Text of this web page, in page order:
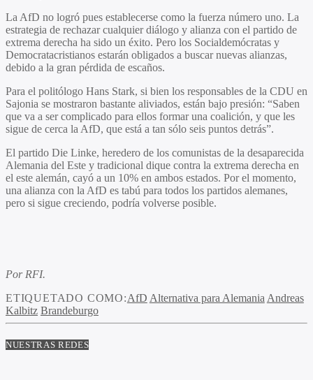
La AfD no logró pues establecerse como la fuerza número uno. La
estrategia de rechazar cualquier diálogo y alianza con el partido de
extrema derecha ha sido un éxito. Pero los Socialdemócratas y
Democratacristianos estarán obligados a buscar nuevas alianzas,
debido a la gran pérdida de escaños.
Para el politólogo Hans Stark, si bien los responsables de la CDU en
Sajonia se mostraron bastante aliviados, están bajo presión: “Saben
que va a ser complicado para ellos formar una coalición, y que les
sigue de cerca la AfD, que está a tan sólo seis puntos detrás”.
El partido Die Linke, heredero de los comunistas de la desaparecida
Alemania del Este y tradicional dique contra la extrema derecha en
el este alemán, cayó a un 10% en ambos estados. Por el momento,
una alianza con la AfD es tabú para todos los partidos alemanes,
pero si sigue creciendo, podría volverse posible.
Por RFI.
ETIQUETADO COMO:AfD Alternativa para Alemania Andreas
Kalbitz Brandeburgo
NUESTRAS REDES